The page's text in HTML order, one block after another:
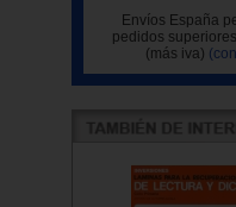
Envíos España
pedidos
(más iva)